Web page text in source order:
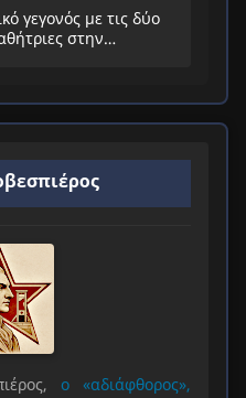
γεγονός με τις δύο
στην
ο «αδιάφθορος»,